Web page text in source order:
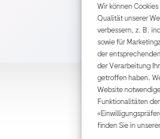
Wir können
Qualität unserer
verbessern, z. B.
sowie für
der
der Verarbeitung
getroffen haben.
Website
Funktionalitäten
finden Sie in